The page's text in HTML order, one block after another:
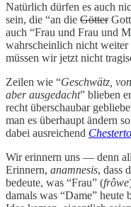
Natürlich dürfen es auch
sein, die “an die Götter
auch “Frau und Frau und
wahrscheinlich nicht
müssen wir jetzt nicht
Zeilen wie “Geschwätz,
aber ausgedacht” blieben
recht überschaubar
man es überhaupt ändern
dabei ausreichend
Wir erinnern uns — denn
Erinnern, anamnesis, dass
bedeute, was “Frau” (frôwe
damals was “Dame” heute